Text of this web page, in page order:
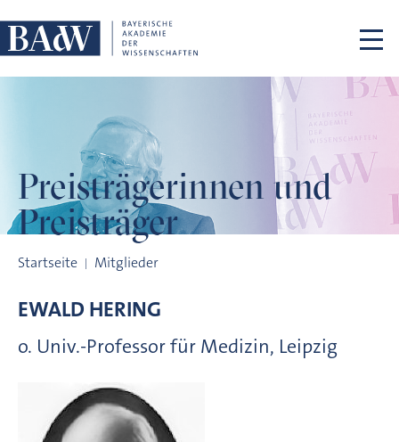
Preisträgerinnen und
Preisträger
Startseite Mitglieder
EWALD HERING
o. Univ.-Professor für Medizin, Leipzig